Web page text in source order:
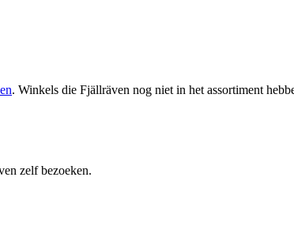
. Winkels die Fjällräven nog niet in het assortiment
zelf bezoeken.